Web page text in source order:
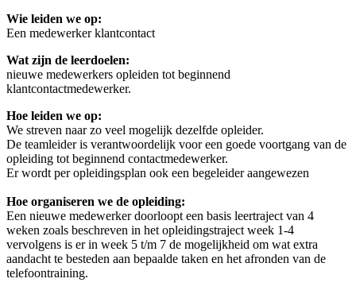
Wie leiden we op:
Een medewerker klantcontact
Wat zijn de leerdoelen:
nieuwe medewerkers opleiden tot beginnend
klantcontactmedewerker.
Hoe leiden we op:
We streven naar zo veel mogelijk dezelfde opleider.
De teamleider is verantwoordelijk voor een goede voortgang van de
opleiding tot beginnend contactmedewerker.
Er wordt per opleidingsplan ook een begeleider aangewezen
Hoe organiseren we de opleiding:
Een nieuwe medewerker doorloopt een basis leertraject van 4
weken zoals beschreven in het opleidingstraject week 1-4
vervolgens is er in week 5 t/m 7 de mogelijkheid om wat extra
aandacht te besteden aan bepaalde taken en het afronden van de
telefoontraining.